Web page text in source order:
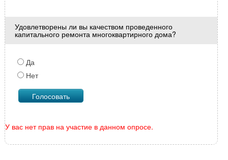
Удовлетворены ли вы качеством проведенного
капитального ремонта многоквартирного дома?
Да
Нет
У вас нет прав на участие в данном опросе.